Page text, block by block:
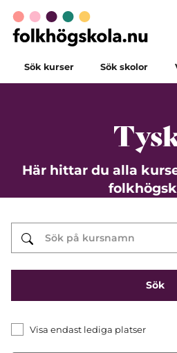
Sök kurser Sök skolor
Här hittar du alla
Visa endast lediga platser